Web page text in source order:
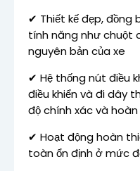
✔ Thiết kếđẹp,đồng
tính năng như chuột
nguyên bản của xe
✔ Hệ thống nút điều
điều khiển vàđi dây
độchính xác vàhoà
✔ Hoạt động hoàn thi
toànổnđịnhởmức